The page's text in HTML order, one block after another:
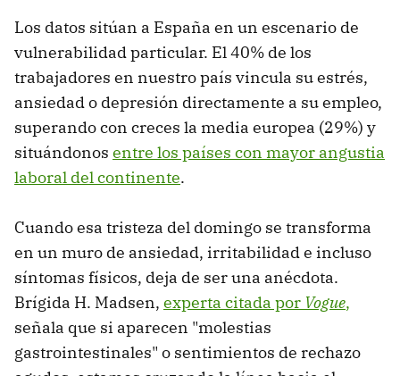
Los datos sitúan a España en un escenario de
vulnerabilidad particular. El 40% de los
trabajadores en nuestro país vincula su estrés,
ansiedad o depresión directamente a su empleo,
superando con creces la media europea (29%) y
situándonos entre los países con mayor angustia
laboral del continente.
Cuando esa tristeza del domingo se transforma
en un muro de ansiedad, irritabilidad e incluso
síntomas físicos, deja de ser una anécdota.
Brígida H. Madsen, experta citada por Vogue,
señala que si aparecen "molestias
gastrointestinales" o sentimientos de rechazo